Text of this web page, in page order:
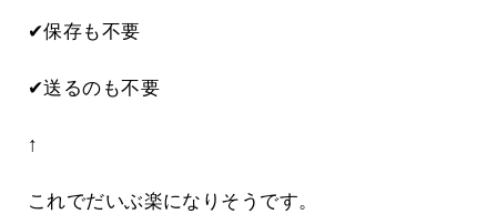
✔保存も不要
✔送るのも不要
↑
これでだいぶ楽になりそうです。